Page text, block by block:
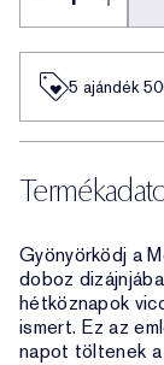
5 ajándék
Gyönyörködj a
doboz
hétköznapok
ismert. Ez az
napot töltenek a